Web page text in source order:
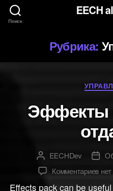
Поиск
EECH
Рубрика:
Эффекты
АвторEECHDev Дата
Комментариевкнет
Effects pack can be